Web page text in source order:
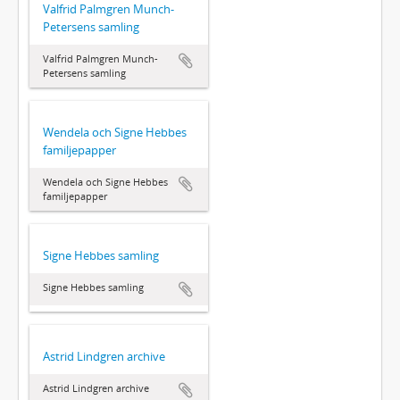
Valfrid Palmgren Munch-
Petersens samling
Valfrid Palmgren Munch-
Petersens samling
Wendela och Signe Hebbes
familjepapper
Wendela och Signe Hebbes
familjepapper
Signe Hebbes samling
Signe Hebbes samling
Astrid Lindgren archive
Astrid Lindgren archive